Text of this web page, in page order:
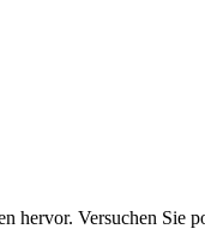
hervor. Versuchen Sie